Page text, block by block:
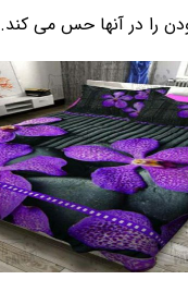
را در آنها حس می کند.